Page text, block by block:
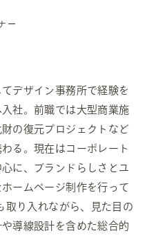
ー
デザイン事務所で経験を
社。前職では大型商業施
の復元プロジェクトなど
る。現在はコーポレート
に、ブランドらしさとユ
ームページ制作を行って
取り入れながら、見た目の
導線設計を含めた総合的